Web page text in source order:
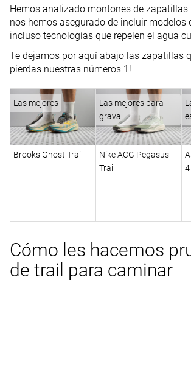
Hemos analizado montones de
nos hemos asegurado de incluir
incluso tecnologías que repelen el agua
Te dejamos por aquí abajo las zapatillas
pierdas nuestras números 1!
Las mejores
Brooks Ghost Trail
Las mejores para
grava
Nike ACG Pegasus
Trail
4
Cómo les hacemos
de trail para caminar